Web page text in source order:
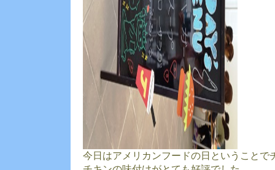
今日はアメリカンフードの日ということで